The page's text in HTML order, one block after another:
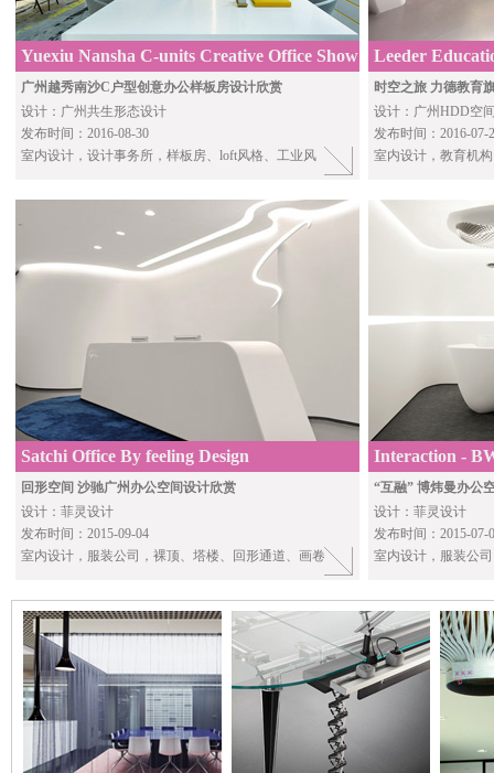
Yuexiu Nansha C-units Creative Office Show
Flat
广州越秀南沙C户型创意办公样板房设计欣赏
设计：广州共生形态设计
发布时间：2016-08-30
室内设计，设计事务所，样板房、loft风格、工业风
Leeder
by HDD
时空之旅 力德教育
设计：广州HDD空
发布时间：2016-07-
室内设计，教育机
Satchi Office By feeling Design
回形空间 沙驰广州办公空间设计欣赏
设计：菲灵设计
发布时间：2015-09-04
室内设计，服装公司，裸顶、塔楼、回形通道、画卷
Interaction -
“互融” 博炜曼办公
设计：菲灵设计
发布时间：2015-07-
室内设计，服装公